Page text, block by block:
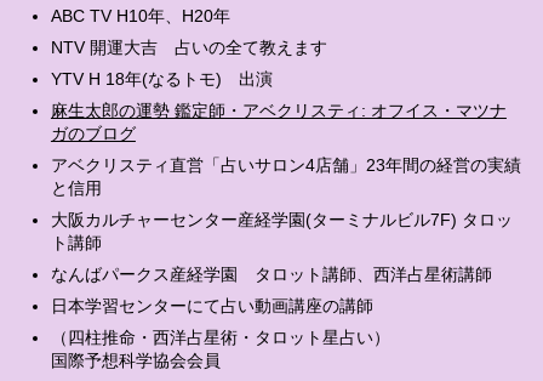
ABC TV H10年、H20年
NTV 開運大吉 占いの全て教えます
YTV H 18年(なるトモ) 出演
麻生太郎の運勢 鑑定師・アベクリスティ: オフイス・マツナ
ガのブログ
アベクリスティ直営「占いサロン4店舗」23年間の経営の実績
と信用
大阪カルチャーセンター産経学園(ターミナルビル7F) タロッ
ト講師
なんばパークス産経学園 タロット講師、西洋占星術講師
日本学習センターにて占い動画講座の講師
（四柱推命・西洋占星術・タロット星占い）
国際予想科学協会会員